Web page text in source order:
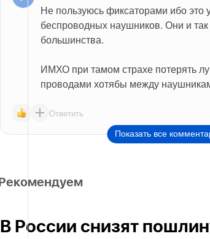
Не пользуюсь фиксаторами ибо
беспроводных наушников. Они и
большинства.
ИМХО при тамом страхе потерять
проводами хотябы между
Ответить
Показать все
Рекомендуем
В России снизят